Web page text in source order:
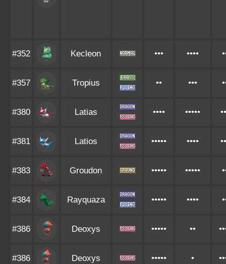
#352 Kecleon ••• ••••
#357 Tropius •• •••
#380 Latias •••• •••••
#381 Latios ••••• ••••
#383 Groudon ••••• •••••
#384 Rayquaza ••••• ••••
#386 Deoxys ••••• ••
#386 Deoxys ••••• •